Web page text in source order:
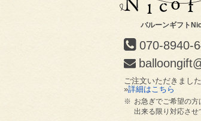
バルーンギフト
070-8940-
ご注文いただきました
»詳細はこちら
※ お急ぎでご希望の方
出来る限り対応させ